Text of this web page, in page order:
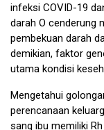
infeksi COVID-19
darah O cenderung
pembekuan darah
demikian, faktor
utama kondisi
Mengetahui
perencanaan
sang ibu memiliki